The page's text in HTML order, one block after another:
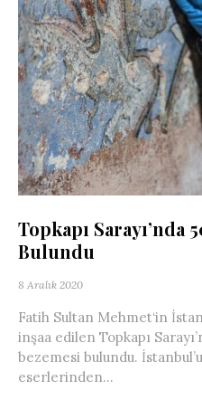
Topkapı Sarayı’nda
Bulundu
8 Aralık 2020
Fatih Sultan Mehmet‘in
inşaa edilen Topkapı
bezemesi bulundu.
eserlerinden...